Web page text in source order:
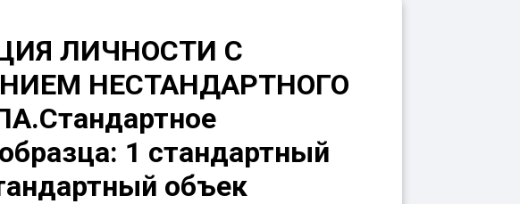
ЛИЧНОСТИ С
НЕСТАНДАРТНОГО
1 стандартный
объек